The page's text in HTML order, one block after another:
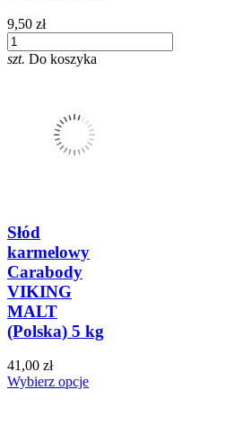
9,50 zł
szt. Do koszyka
Słód
karmelowy
Carabody
VIKING
MALT
(Polska) 5 kg
41,00 zł
Wybierz opcje